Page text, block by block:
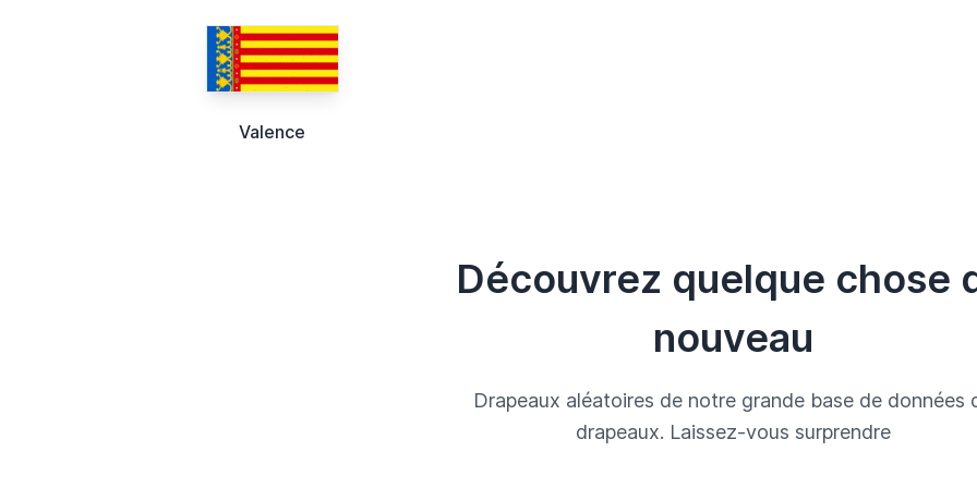
Valence
Découvrez quelque chose
nouveau
Drapeaux aléatoires de notre grande base de données
drapeaux. Laissez-vous surprendre